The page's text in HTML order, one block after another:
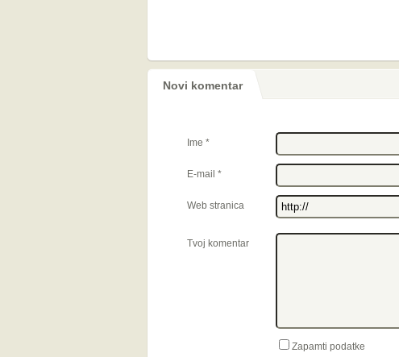
Novi komentar
Ime *
E-mail *
Web stranica
Tvoj komentar
Zapamti podatke